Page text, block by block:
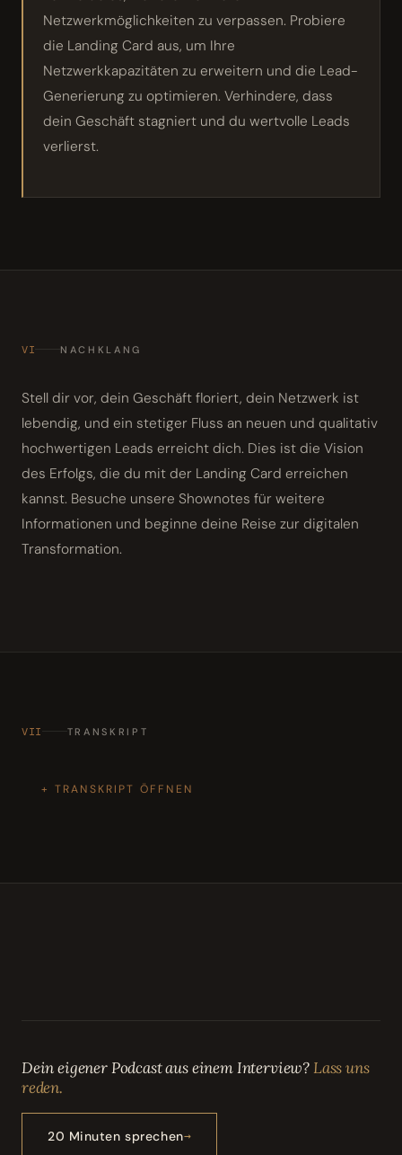
Netzwerkmöglichkeiten zu verpassen. Probiere
die Landing Card aus, um Ihre
Netzwerkkapazitäten zu erweitern und die Lead-
Generierung zu optimieren. Verhindere, dass
dein Geschäft stagniert und du wertvolle Leads
verlierst.
VI NACHKLANG
Stell dir vor, dein Geschäft floriert, dein Netzwerk ist
lebendig, und ein stetiger Fluss an neuen und qualitativ
hochwertigen Leads erreicht dich. Dies ist die Vision
des Erfolgs, die du mit der Landing Card erreichen
kannst. Besuche unsere Shownotes für weitere
Informationen und beginne deine Reise zur digitalen
Transformation.
VII TRANSKRIPT
TRANSKRIPT ÖFFNEN
Dein eigener Podcast aus einem Interview?Lass uns
reden.
20 Minuten sprechen